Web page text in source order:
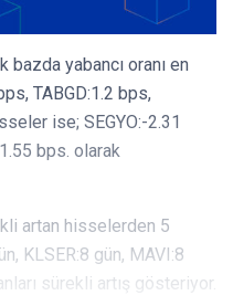
bazda yabancı oranı en
TABGD:1.2 bps,
ise; SEGYO:-2.31
bps. olarak
artan hisselerden 5
KLSER:8 gün, MAVI:8
sürekli artış gösteriyor.